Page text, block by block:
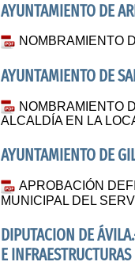
AYUNTAMIENTO DE
NOMBRAMIENTO
AYUNTAMIENTO DE
NOMBRAMIENTO
ALCALDÍA EN LA
AYUNTAMIENTO DE
APROBACIÓN
MUNICIPAL DEL
DIPUTACION DE
E INFRAESTRUCTURAS